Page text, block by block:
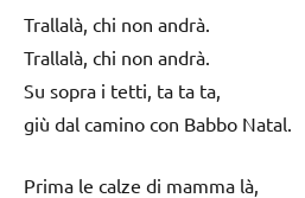
Trallalà, chi non andrà.
Trallalà, chi non andrà.
Su sopra i tetti, ta ta ta,
giù dal camino con Babbo Natal.
Prima le calze di mamma là,